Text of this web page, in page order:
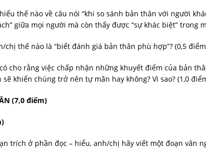
thế nào về câu nói “khi so sánh bản thân với người
giữa mọi người mà còn thấy được “sự khác biệt” trong
chị thế nào là “biết đánh giá bản thân phù hợp”? (0,5
cho rằng việc chấp nhận những khuyết điểm của bản
khiến chúng trở nên tự mãn hay không? Vì sao? (1,0
(7,0 điểm)
trích ở phần đọc – hiểu, anh/chị hãy viết một đoạn văn